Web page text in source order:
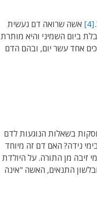
[4]
אשה שרואה דם נעשית
ביום השמיני והיא מותרת
אחד עשר יום, ובהם הדם
בשאלות הנוגעות לדם
נידה? האם דם זה מיוחד
זיבה מן התורה. על היולדת
התנאים, האשה "אינה